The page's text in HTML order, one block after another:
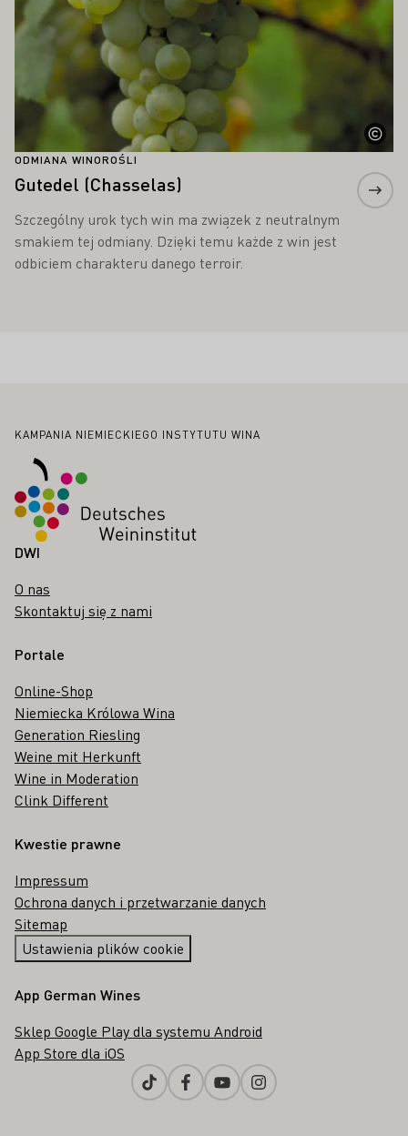
ODMIANA WINOROŚLI
Gutedel (Chasselas)
Szczególny urok tych win ma związek z neutralnym
smakiem tej odmiany. Dzięki temu każde z win jest
odbiciem charakteru danego terroir.
Stopka
KAMPANIA NIEMIECKIEGO INSTYTUTU WINA
DWI
O nas
Skontaktuj się z nami
Portale
Online-Shop
Niemiecka Królowa Wina
Generation Riesling
Weine mit Herkunft
Wine in Moderation
Clink Different
Kwestie prawne
Impressum
Ochrona danych i przetwarzanie danych
Sitemap
Ustawienia plików cookie
App German Wines
Sklep Google Play dla systemu Android
App Store dla iOS
TiktokFacebookYoutubeInstagram